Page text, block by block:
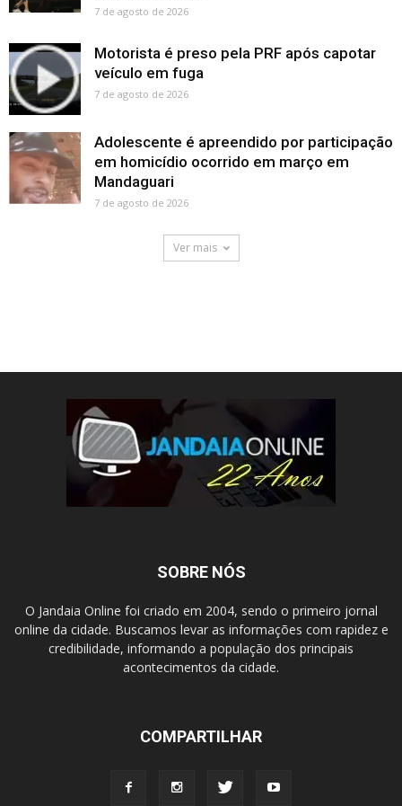
7 de agosto de 2026
Motorista é preso pela PRF após capotar
veículo em fuga
7 de agosto de 2026
Adolescente é apreendido por participação
em homicídio ocorrido em março em
Mandaguari
7 de agosto de 2026
Ver mais
SOBRE NÓS
O Jandaia Online foi criado em 2004, sendo o primeiro jornal
online da cidade. Buscamos levar as informações com rapidez e
credibilidade, informando a população dos principais
acontecimentos da cidade.
COMPARTILHAR